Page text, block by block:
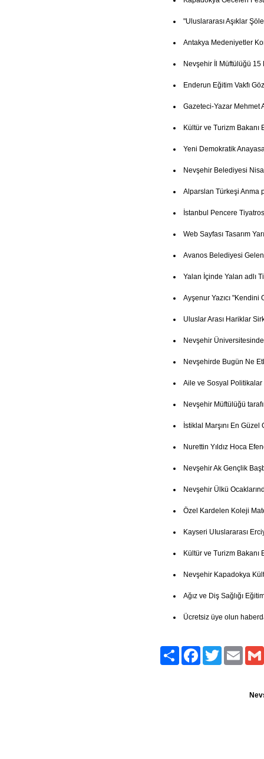
"Uluslararası Aşıklar
Antakya Medeniyetler
Nevşehir İl Müftülüğü
Enderun Eğitim Vakfı
Gazeteci-Yazar Mehmet
Kültür ve Turizm Bakanı
Yeni Demokratik
Nevşehir Belediyesi
Alparslan Türkeşi Anma
İstanbul Pencere
Web Sayfası Tasarım
Avanos Belediyesi
Yalan İçinde Yalan adlı
Ayşenur Yazıcı
Uluslar Arası Hariklar
Nevşehir
Nevşehirde Bugün Ne
Aile ve Sosyal Politikalar
Nevşehir Müftülüğü
İstiklal Marşını En Güzel
Nurettin Yıldız Hoca
Nevşehir Ak Gençlik
Nevşehir Ülkü
Özel Kardelen Koleji
Kayseri UIuslararası
Kültür ve Turizm
Nevşehir Kapadokya
Ağız ve Diş Sağlığı
Ücretsiz üye olun
Paylaş FacebookTwitter Email